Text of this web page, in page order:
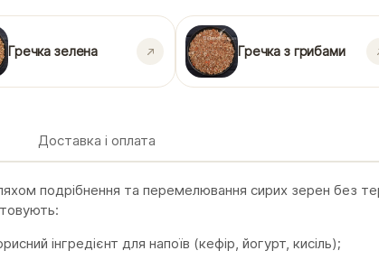
Гречка зелена Гречка з грибами
Доставка і оплата
подрібнення та перемелювання сирих зерен без
інгредієнт для напоїв (кефір, йогурт, кисіль);